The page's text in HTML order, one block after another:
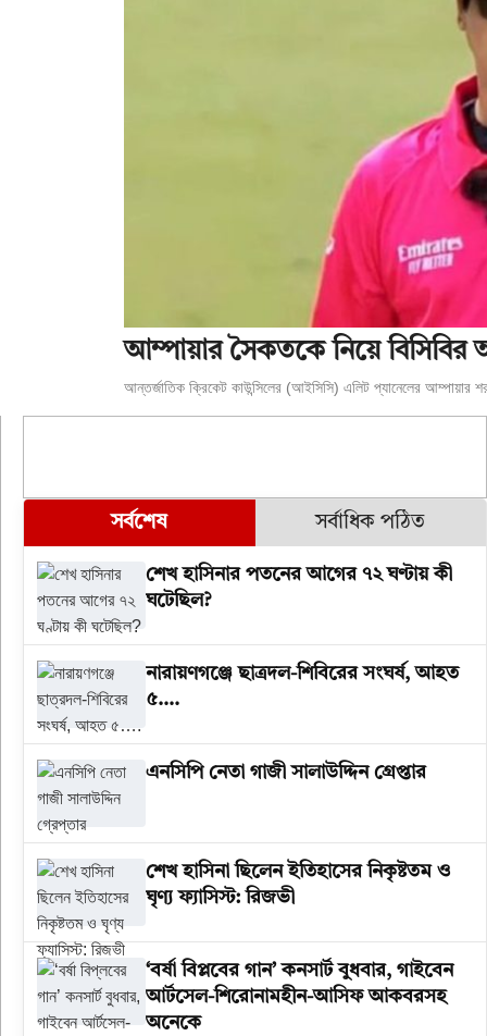
আম্পায়ার সৈকতকে নিয়ে বিসিবির
আন্তর্জাতিক ক্রিকেট কাউন্সিলের (আইসিসি) এলিট প্যানেলের আম্পায়ার
সর্বশেষ সর্বাধিক পঠিত
শেখ হাসিনার পতনের আগের ৭২ ঘণ্টায় কী
ঘটেছিল?
‎নারায়ণগঞ্জে ছাত্রদল-শিবিরের সংঘর্ষ, আহত
৫….
এনসিপি নেতা গাজী সালাউদ্দিন গ্রেপ্তার
শেখ হাসিনা ছিলেন ইতিহাসের নিকৃষ্টতম ও
ঘৃণ্য ফ্যাসিস্ট: রিজভী
‘বর্ষা বিপ্লবের গান’ কনসার্ট বুধবার, গাইবেন
আর্টসেল-শিরোনামহীন-আসিফ আকবরসহ
অনেকে